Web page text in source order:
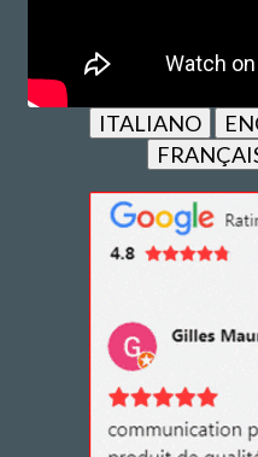
ITALIANO